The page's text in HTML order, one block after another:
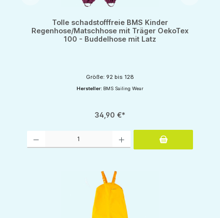
Tolle schadstofffreie BMS Kinder
Regenhose/Matschhose mit Träger OekoTex
100 - Buddelhose mit Latz
Größe: 92 bis 128
Hersteller: BMS Sailing Wear
34,90 €*